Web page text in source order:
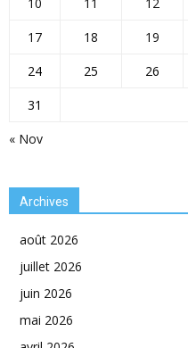
« Nov
17
18 19
24
25 26
31
Archives
août 2026
juillet 2026
juin 2026
mai 2026